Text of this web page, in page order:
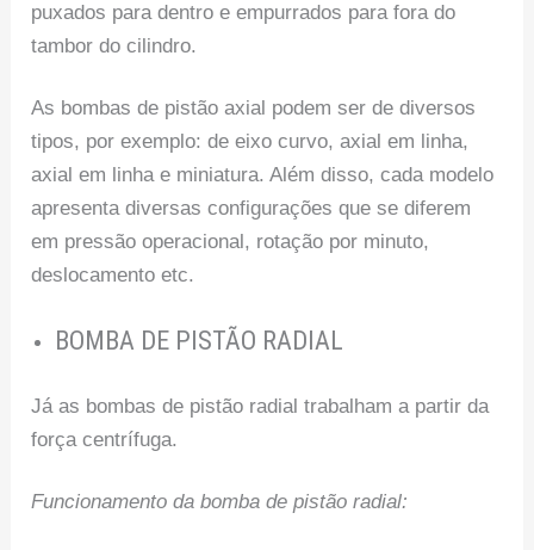
puxados para dentro e empurrados para fora do
tambor do cilindro.
As bombas de pistão axial podem ser de diversos
tipos, por exemplo: de eixo curvo, axial em linha,
axial em linha e miniatura. Além disso, cada modelo
apresenta diversas configurações que se diferem
em pressão operacional, rotação por minuto,
deslocamento etc.
BOMBA DE PISTÃO RADIAL
Já as bombas de pistão radial trabalham a partir da
força centrífuga.
Funcionamento da bomba de pistão radial: